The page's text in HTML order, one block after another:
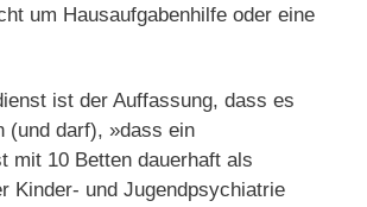
um Hausaufgabenhilfe oder eine
ist der Auffassung, dass es
(und darf), »dass ein
mit 10 Betten dauerhaft als
Kinder- und Jugendpsychiatrie